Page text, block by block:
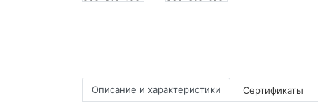
Описание и характеристики Сертификаты